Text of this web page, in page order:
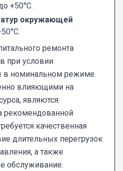
+50°C.
окружающей
ремонта
при условии
в номинальном режиме.
влияющими на
являются:
рекомендованной
качественная
длительных перегрузок
а также
обслуживание.